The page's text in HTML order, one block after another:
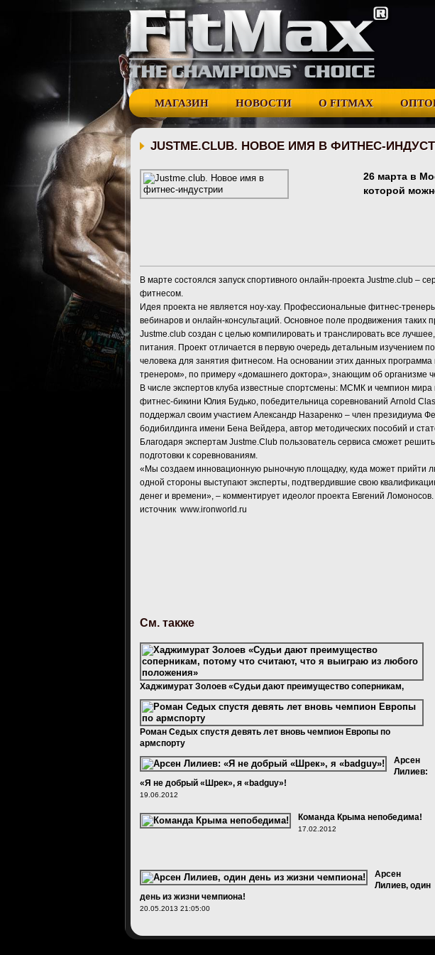
МАГАЗИН НОВОСТИ О FITMAX
JUSTME.CLUB. НОВОЕ ИМЯ В ФИТНЕС-
26 марта в
которой
В марте состоялся запуск спортивного онлайн-проекта Justme.club –
фитнесом.
Идея проекта не является ноу-хау. Профессиональные фитнес-
вебинаров и онлайн-консультаций. Основное поле продвижения таких
Justme.club создан с целью компилировать и транслировать все
питания. Проект отличается в первую очередь детальным изучением
человека для занятия фитнесом. На основании этих данных
тренером», по примеру «домашнего доктора», знающим об организме
В числе экспертов клуба известные спортсмены: МСМК и чемпион мира
фитнес-бикини Юлия Будько, победительница соревнований Arnold
поддержал своим участием Александр Назаренко – член президиума
бодибилдинга имени Бена Вейдера, автор методических пособий и
Благодаря экспертам Justme.Club пользователь сервиса сможет
подготовки к соревнованиям.
«Мы создаем инновационную рыночную площадку, куда может прийти
одной стороны выступают эксперты, подтвердившие свою
денег и времени», – комментирует идеолог проекта Евгений Ломоносов.
источник www.ironworld.ru
См. также
Хаджимурат Золоев «Судьи дают преимущество соперникам,
потому что считают, что я выиграю из любого положения»
15.05.2013 15:51:00
Роман Седых спустя девять лет вновь чемпион Европы по
армспорту
18.05.2013 20:45:00
Арсен
Лилиев:
«Я не добрый «Шрек», я «badguy»!
19.06.2012
Команда Крыма непобедима!
17.02.2012
Арсен
Лилиев, один
день из жизни чемпиона!
20.05.2013 21:05:00